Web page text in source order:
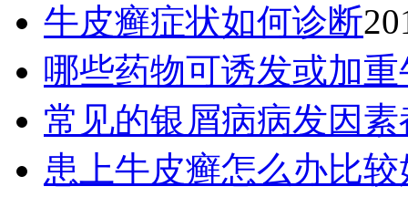
牛皮癣症状如何诊断
哪些药物可诱发或加
常见的银屑病病发因
患上牛皮癣怎么办比较